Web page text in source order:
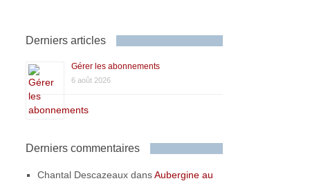
Derniers articles
Gérer les abonnements
6 août 2026
Derniers commentaires
Chantal Descazeaux dansAubergine au